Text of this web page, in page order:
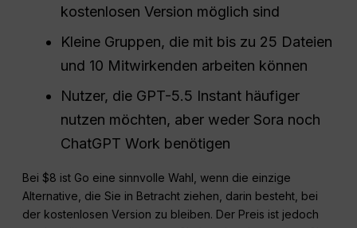
kostenlosen Version möglich sind
Kleine Gruppen, die mit bis zu 25 Dateien
und 10 Mitwirkenden arbeiten können
Nutzer, die GPT-5.5 Instant häufiger
nutzen möchten, aber weder Sora noch
ChatGPT Work benötigen
Bei $8 ist Go eine sinnvolle Wahl, wenn die einzige
Alternative, die Sie in Betracht ziehen, darin besteht, bei
der kostenlosen Version zu bleiben. Der Preis ist jedoch